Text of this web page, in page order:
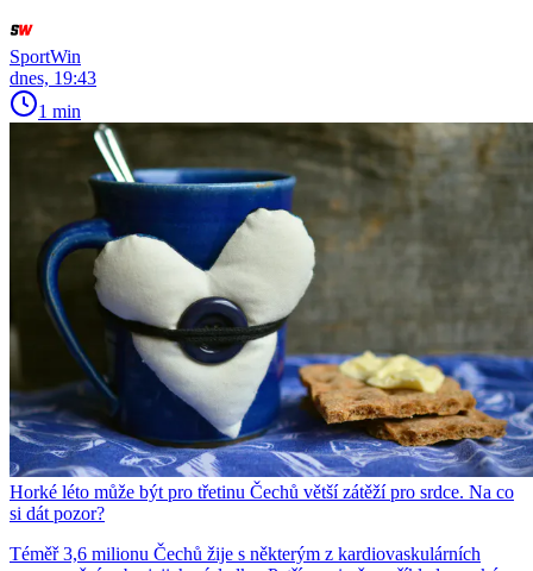
SportWin
dnes, 19:43
1 min
Horké léto může být pro třetinu Čechů větší zátěží pro srdce. Na co
si dát pozor?
Téměř 3,6 milionu Čechů žije s některým z kardiovaskulárních